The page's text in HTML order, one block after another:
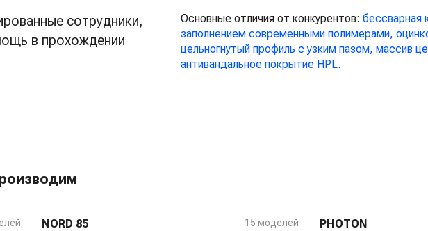
сотрудники,
в прохождении
Основные отличия от конкурентов: бессварная
заполнением современными полимерами,
цельногнутый профиль с узким пазом, массив
антивандальное покрытие HPL.
NORD 85 15 моделей PHOTON